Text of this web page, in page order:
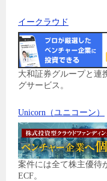
イークラウド
大和証券グループと連
グサービス。
Unicorn（ユニコーン）
案件には全て株主優待
ECF。